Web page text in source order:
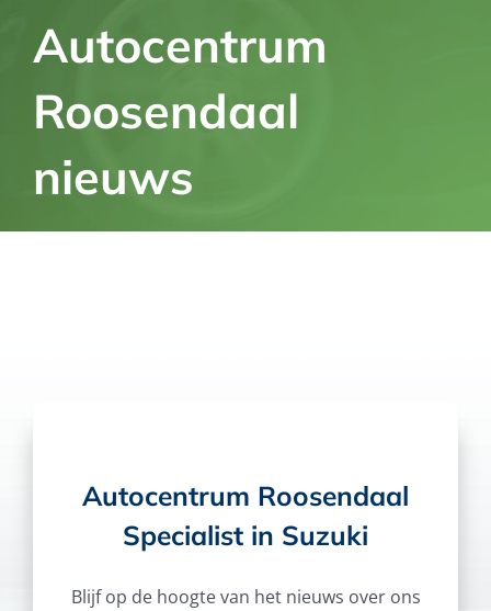
Autocentrum
Roosendaal
nieuws
Autocentrum Roosendaal
Specialist in Suzuki
Blijf op de hoogte van het nieuws over ons